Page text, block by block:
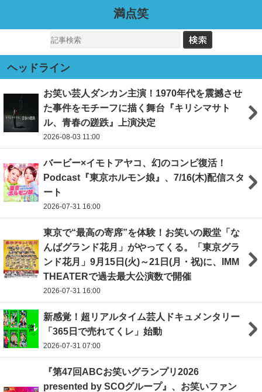
満点笑
ヘッドライン
お笑い芸人ダンカン主演！1970年代を震撼させ
た事件をモチーフに描く舞台『キリシマサト
ル、青春の蹉跌』上演決定
2026-08-03 11:00
バービー×イモトアヤコ、幻のコンビ復活！
Podcast『東京ホルモン娘』、7/16(木)配信スタ
ート
2026-07-31 16:00
東京で“最高の寄席”を体験！お笑いの殿堂「な
んばグランド花月」がやってくる。「東京グラ
ンド花月」9月15日(火)～21日(月・祝)に、IMM
THEATERで過去最大公演数で開催
2026-07-31 16:00
新感覚！超リアルタイム芸人ドキュメンタリー
「365日で売れてくレ」始動
2026-07-31 07:00
『第47回ABCお笑いグランプリ2026
presented by SCOグループ』、お笑いファン